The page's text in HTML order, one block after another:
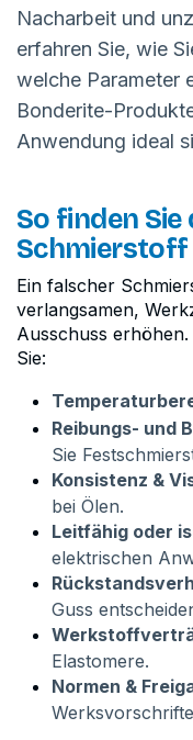
Nacharbeit und
erfahren Sie, wie
welche Parameter
Bonderite-
Anwendung ideal
So finden
Schmierstoff
Ein falscher
verlangsamen,
Ausschuss
Sie:
Reibungs- und
Sie
Konsistenz &
bei Ölen.
Leitfähig oder
elektrischen
Guss
Elastomere.
Normen &